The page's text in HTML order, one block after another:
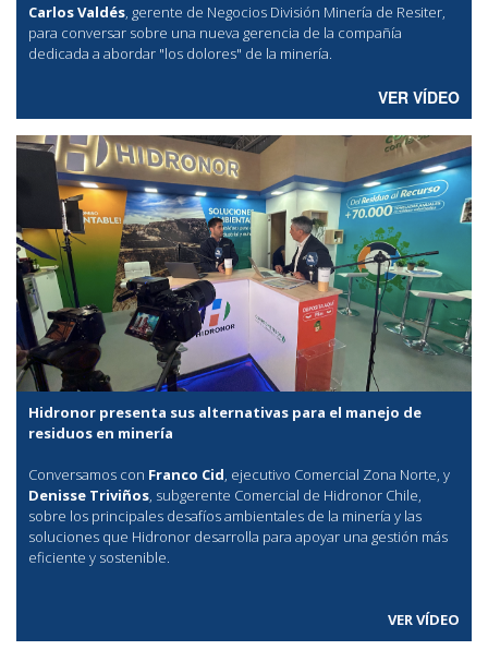
Carlos Valdés, gerente de Negocios División Minería de Resiter,
para conversar sobre una nueva gerencia de la compañía
dedicada a abordar "los dolores" de la minería.
VER VÍDEO
Hidronor presenta sus alternativas para el manejo de
residuos en minería
Conversamos con Franco Cid, ejecutivo Comercial Zona Norte, y
Denisse Triviños, subgerente Comercial de Hidronor Chile,
sobre los principales desafíos ambientales de la minería y las
soluciones que Hidronor desarrolla para apoyar una gestión más
eficiente y sostenible.
VER VÍDEO